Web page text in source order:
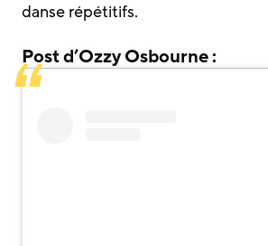
danse répétitifs.
Post d’Ozzy Osbourne :